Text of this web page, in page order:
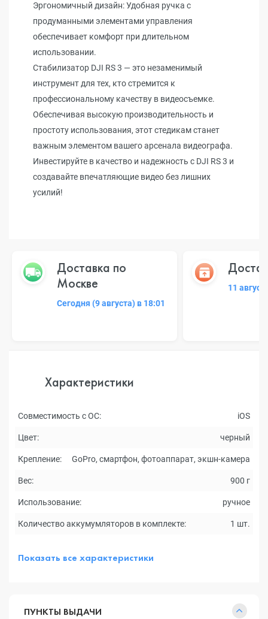
Эргономичный дизайн: Удобная ручка с
продуманными элементами управления
обеспечивает комфорт при длительном
использовании.
Стабилизатор DJI RS 3 — это незаменимый
инструмент для тех, кто стремится к
профессиональному качеству в видеосъемке.
Обеспечивая высокую производительность и
простоту использования, этот стедикам станет
важным элементом вашего арсенала видеографа.
Инвестируйте в качество и надежность с DJI RS 3 и
создавайте впечатляющие видео без лишних
усилий!
Доставка по
Москве
Сегодня (9 августа) в 18:01
11
Характеристики
Совместимость с ОС: iOS
Цвет: черный
Крепление: GoPro, смартфон, фотоаппарат, экшн-камера
Вес: 900 г
Использование: ручное
Количество аккумумляторов в комплекте: 1 шт.
Показать все характеристики
ПУНКТЫ ВЫДАЧИ